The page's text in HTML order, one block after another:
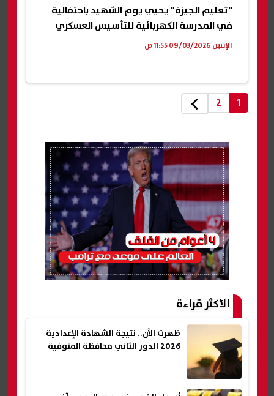
"تعليم الجيزة" يحيي يوم الشهيد باحتفالية
في المدرسة الكهربائية للتأسيس العسكري
الإثنين 09/03/2026 11:55 ص
1
2
الأكثر قراءة
ظهرت الآن.. نتيجة الشهادة الإعدادية
2026 الدور الثاني محافظة المنوفية